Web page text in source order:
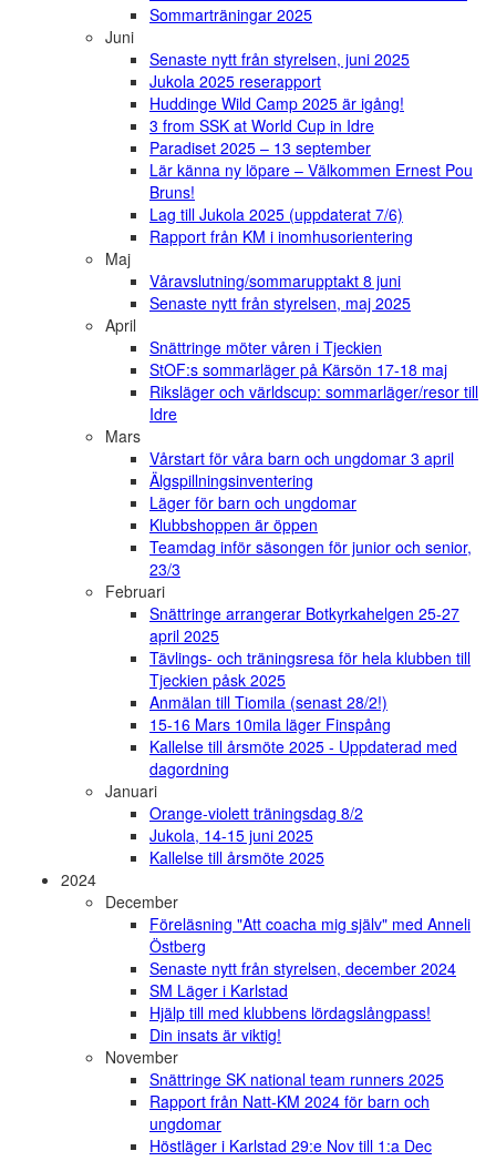
Sommarträningar 2025
Juni
Senaste nytt från styrelsen, juni 2025
Jukola 2025 reserapport
Huddinge Wild Camp 2025 är igång!
3 from SSK at World Cup in Idre
Paradiset 2025 – 13 september
Lär känna ny löpare – Välkommen Ernest Pou
Bruns!
Lag till Jukola 2025 (uppdaterat 7/6)
Rapport från KM i inomhusorientering
Maj
Våravslutning/sommarupptakt 8 juni
Senaste nytt från styrelsen, maj 2025
April
Snättringe möter våren i Tjeckien
StOF:s sommarläger på Kärsön 17-18 maj
Riksläger och världscup: sommarläger/resor till
Idre
Mars
Vårstart för våra barn och ungdomar 3 april
Älgspillningsinventering
Läger för barn och ungdomar
Klubbshoppen är öppen
Teamdag inför säsongen för junior och senior,
23/3
Februari
Snättringe arrangerar Botkyrkahelgen 25-27
april 2025
Tävlings- och träningsresa för hela klubben till
Tjeckien påsk 2025
Anmälan till Tiomila (senast 28/2!)
15-16 Mars 10mila läger Finspång
Kallelse till årsmöte 2025 - Uppdaterad med
dagordning
Januari
Orange-violett träningsdag 8/2
Jukola, 14-15 juni 2025
Kallelse till årsmöte 2025
2024
December
Föreläsning "Att coacha mig själv" med Anneli
Östberg
Senaste nytt från styrelsen, december 2024
SM Läger i Karlstad
Hjälp till med klubbens lördagslångpass!
Din insats är viktig!
November
Snättringe SK national team runners 2025
Rapport från Natt-KM 2024 för barn och
ungdomar
Höstläger i Karlstad 29:e Nov till 1:a Dec